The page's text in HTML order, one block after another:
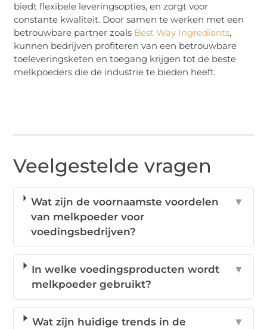
biedt flexibele leveringsopties, en zorgt voor
constante kwaliteit. Door samen te werken met een
betrouwbare partner zoals Best Way Ingredients,
kunnen bedrijven profiteren van een betrouwbare
toeleveringsketen en toegang krijgen tot de beste
melkpoeders die de industrie te bieden heeft.
Veelgestelde vragen
Wat zijn de voornaamste voordelen
van melkpoeder voor
voedingsbedrijven?
▼
In welke voedingsproducten wordt
melkpoeder gebruikt?
▼
Wat zijn huidige trends in de ▼